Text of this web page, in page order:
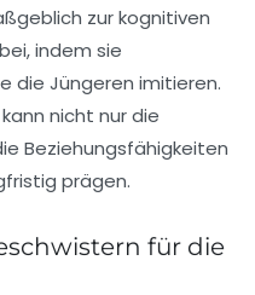
zurkognitiven
bei, indem sie
die Jüngeren imitieren.
nicht nur die
Beziehungsfähigkeiten
prägen.
für die